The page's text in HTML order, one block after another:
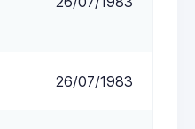
26/07/1983